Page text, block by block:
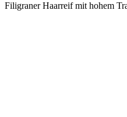
Filigraner Haarreif mit hohem